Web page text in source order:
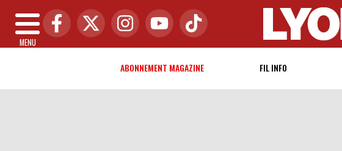
MENU
ABONNEMENT MAGAZINE FIL INFO